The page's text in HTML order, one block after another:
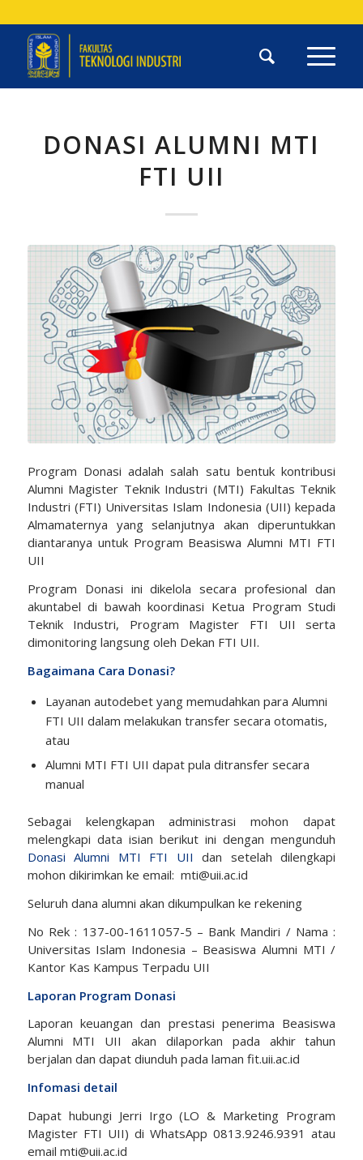
DONASI ALUMNI MTI
FTI UII
Program Donasi adalah salah satu bentuk kontribusi
Alumni Magister Teknik Industri (MTI) Fakultas Teknik
Industri (FTI) Universitas Islam Indonesia (UII) kepada
Almamaternya yang selanjutnya akan diperuntukkan
diantaranya untuk Program Beasiswa Alumni MTI FTI
UII
Program Donasi ini dikelola secara profesional dan
akuntabel di bawah koordinasi Ketua Program Studi
Teknik Industri, Program Magister FTI UII serta
dimonitoring langsung oleh Dekan FTI UII.
Bagaimana Cara Donasi?
Layanan autodebet yang memudahkan para Alumni
FTI UII dalam melakukan transfer secara otomatis,
atau
Alumni MTI FTI UII dapat pula ditransfer secara
manual
Sebagai kelengkapan administrasi mohon dapat
melengkapi data isian berikut ini dengan mengunduh
Donasi Alumni MTI FTI UII dan setelah dilengkapi
mohon dikirimkan ke email: mti@uii.ac.id
Seluruh dana alumni akan dikumpulkan ke rekening
No Rek : 137-00-1611057-5 – Bank Mandiri / Nama :
Universitas Islam Indonesia – Beasiswa Alumni MTI /
Kantor Kas Kampus Terpadu UII
Laporan Program Donasi
Laporan keuangan dan prestasi penerima Beasiswa
Alumni MTI UII akan dilaporkan pada akhir tahun
berjalan dan dapat diunduh pada laman fit.uii.ac.id
Infomasi detail
Dapat hubungi Jerri Irgo (LO & Marketing Program
Magister FTI UII) di WhatsApp 0813.9246.9391 atau
email mti@uii.ac.id